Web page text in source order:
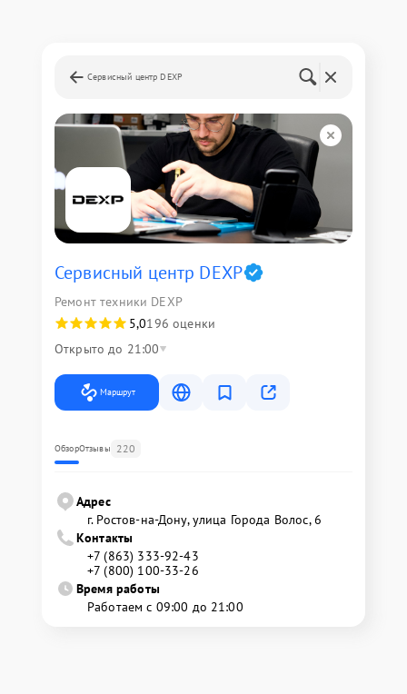
Сервисный центр DEXP
Сервисный центр DEXP
Ремонт техники DEXP
5,0196 оценки
Открыто до 21:00
Маршрут
ОбзорОтзывы 220
Адрес
г. Ростов-на-Дону, улица Города Волос, 6
Контакты
+7 (863) 333-92-43
+7 (800) 100-33-26
Время работы
Работаем с 09:00 до 21:00